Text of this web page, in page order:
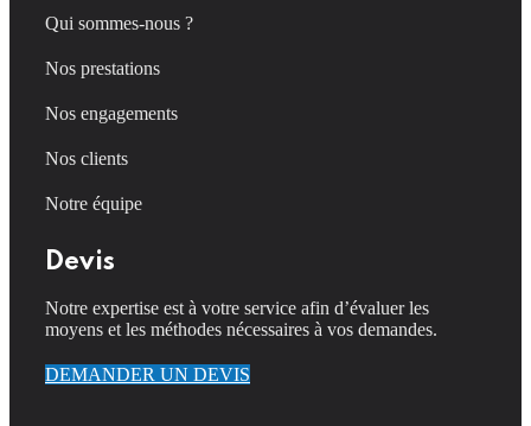
Qui sommes-nous ?
Nos prestations
Nos engagements
Nos clients
Notre équipe
Devis
Notre expertise est à votre service afin d’évaluer les
moyens et les méthodes nécessaires à vos demandes.
DEMANDER UN DEVIS